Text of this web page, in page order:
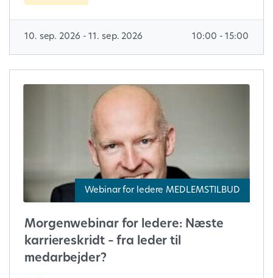
10. sep. 2026 - 11. sep. 2026 10:00 - 15:00
Webinar for ledere MEDLEMSTILBUD
Morgenwebinar for ledere: Næste
karriereskridt – fra leder til
medarbejder?